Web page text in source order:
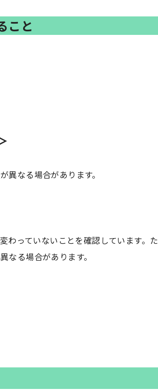
こと
異なる場合があります。
っていないことを確認しています。た
る場合があります。